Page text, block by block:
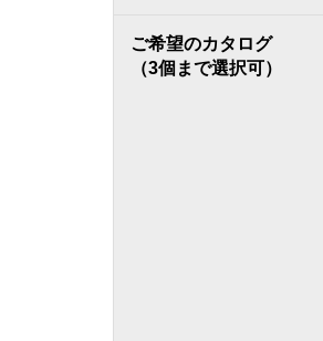
ご希望のカタログ
（3個まで選択可）